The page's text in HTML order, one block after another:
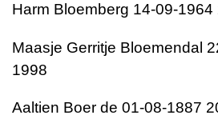
Harm Bloemberg 14-09-1964
Maasje Gerritje Bloemendal
1998
Aaltien Boer de 01-08-1887